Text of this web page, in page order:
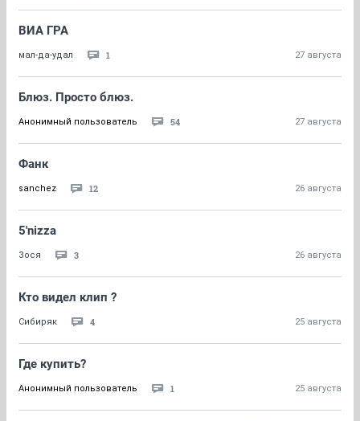
ВИА ГРА
мал-да-удал 1 27 августа
Блюз. Просто блюз.
Анонимный пользователь 54 27 августа
Фанк
sanchez 12 26 августа
5'nizza
Зося 3 26 августа
Кто видел клип ?
Сибиряк 4 25 августа
Где купить?
Анонимный пользователь 1 25 августа